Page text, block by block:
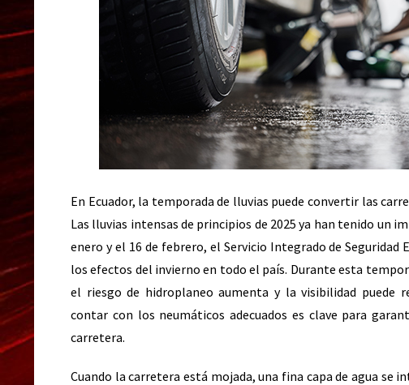
En Ecuador, la temporada de lluvias puede convertir las
Las lluvias intensas de principios de 2025 ya han tenido un
enero y el 16 de febrero, el Servicio Integrado de Seguridad
los efectos del invierno en todo el país. Durante esta
el riesgo de hidroplaneo aumenta y la visibilidad puede
contar con los neumáticos adecuados es clave para
carretera.
Cuando la carretera está mojada, una fina capa de agua